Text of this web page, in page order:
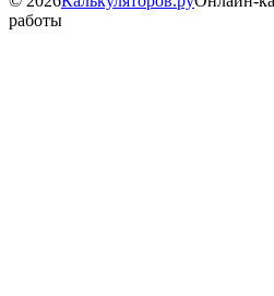
работы